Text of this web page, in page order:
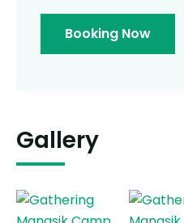
Booking Now
Gallery